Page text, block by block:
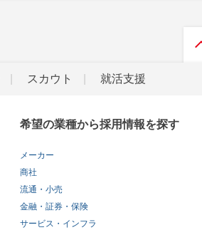
スカウト 就活支援
希望の業種から採用情報を探す
メーカー
商社
流通・小売
金融・証券・保険
サービス・インフラ